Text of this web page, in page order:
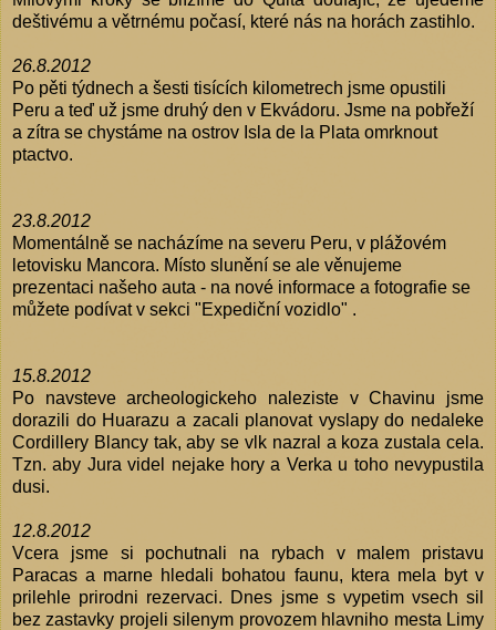
deštivému a větrnému počasí, které nás na horách zastihlo.
26.8.2012
Po pěti týdnech a šesti tisících kilometrech jsme opustili
Peru a teď už jsme druhý den v Ekvádoru. Jsme na pobřeží
a zítra se chystáme na ostrov Isla de la Plata omrknout
ptactvo.
23.8.2012
Momentálně se nacházíme na severu Peru, v plážovém
letovisku Mancora. Místo slunění se ale věnujeme
prezentaci našeho auta - na nové informace a fotografie se
můžete podívat v sekci "Expediční vozidlo" .
15.8.2012
Po navsteve archeologickeho naleziste v Chavinu jsme
dorazili do Huarazu a zacali planovat vyslapy do nedaleke
Cordillery Blancy tak, aby se vlk nazral a koza zustala cela.
Tzn. aby Jura videl nejake hory a Verka u toho nevypustila
dusi.
12.8.2012
Vcera jsme si pochutnali na rybach v malem pristavu
Paracas a marne hledali bohatou faunu, ktera mela byt v
prilehle prirodni rezervaci. Dnes jsme s vypetim vsech sil
bez zastavky projeli silenym provozem hlavniho mesta Limy